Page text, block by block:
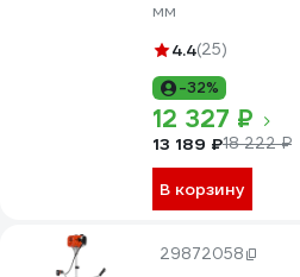
мм
4.4(25)
-32%
12 327 ₽
13 189 ₽18 222 ₽
В корзину
29872058